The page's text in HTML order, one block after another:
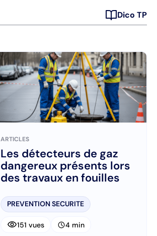
Dico TP
ARTICLES
Les détecteurs de gaz
dangereux présents lors
des travaux en fouilles
PREVENTION SECURITE
visibility151 vues schedule4 min